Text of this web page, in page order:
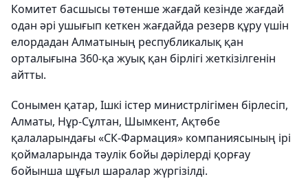
Комитет басшысы төтенше жағдай кезінде жағдай
одан әрі ушығып кеткен жағдайда резерв құру үшін
елордадан Алматының республикалық қан
орталығына 360-қа жуық қан бірлігі жеткізілгенін
айтты.
Сонымен қатар, Ішкі істер министрлігімен бірлесіп,
Алматы, Нұр-Сұлтан, Шымкент, Ақтөбе
қалаларындағы «СК-Фармация» компаниясының ірі
қоймаларында тәулік бойы дәрілерді қорғау
бойынша шұғыл шаралар жүргізілді.